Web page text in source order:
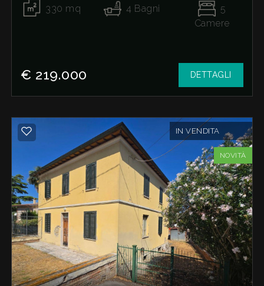
privacy e comfort.
La villa e' disposta su tre piani, al piano terra
Al piano primo troviamo ingresso, grande
soggiorno con balcone perimetrale, cucina con
vano dispensa, due ampie camere matrimoniali,
Al secondo ed ultimo piano troviamo tre ampie
camere, uno studio,disimpegno, bagno e
terrazzo.
Completa la proprietà un ampio terreno di circa
900 mq con pozzo e annesso di 20 mq.
330 mq 4 Bagni
5
Camere
€ 219.000 DETTAGLI
IN VENDITA
NOVITÀ